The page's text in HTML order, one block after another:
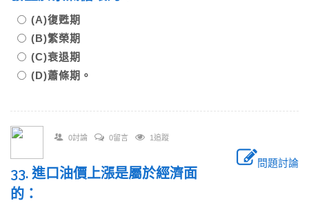
(A)復甦期
(B)繁榮期
(C)衰退期
(D)蕭條期。
0討論 0留言 1追蹤
問題討論
33. 進口油價上漲是屬於經濟面
的：